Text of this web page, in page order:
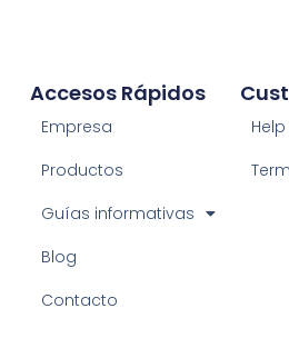
Accesos Rápidos
Empresa
Productos
Guías informativas
Blog
Contacto